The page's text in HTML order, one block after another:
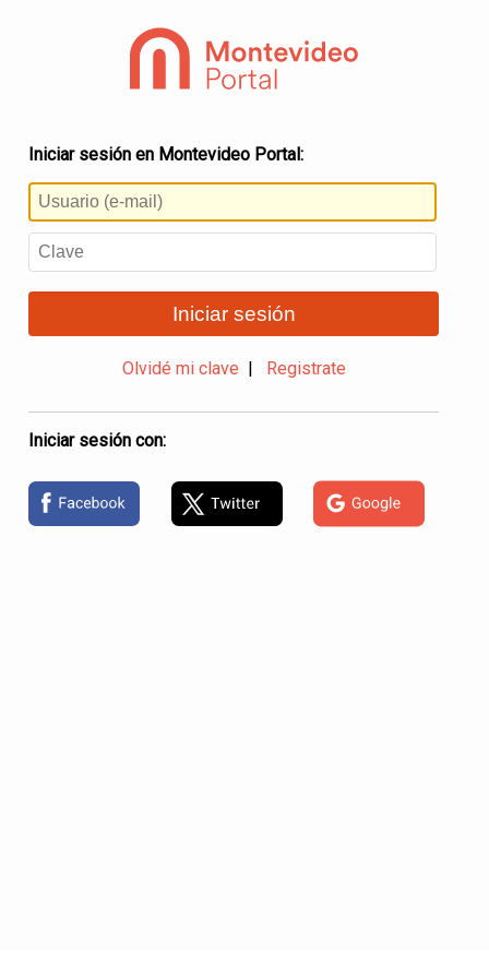
Iniciar sesión en Montevideo Portal:
Iniciar sesión
Olvidé mi clave Registrate
Iniciar sesión con: